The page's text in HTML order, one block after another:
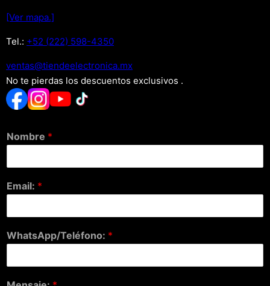
[Ver mapa.]
Tel.: +52 (222) 598-4350
xm.acinortceleedneit@satnev
No te pierdas los descuentos exclusivos .
Nombre *
Email: *
WhatsApp/Teléfono: *